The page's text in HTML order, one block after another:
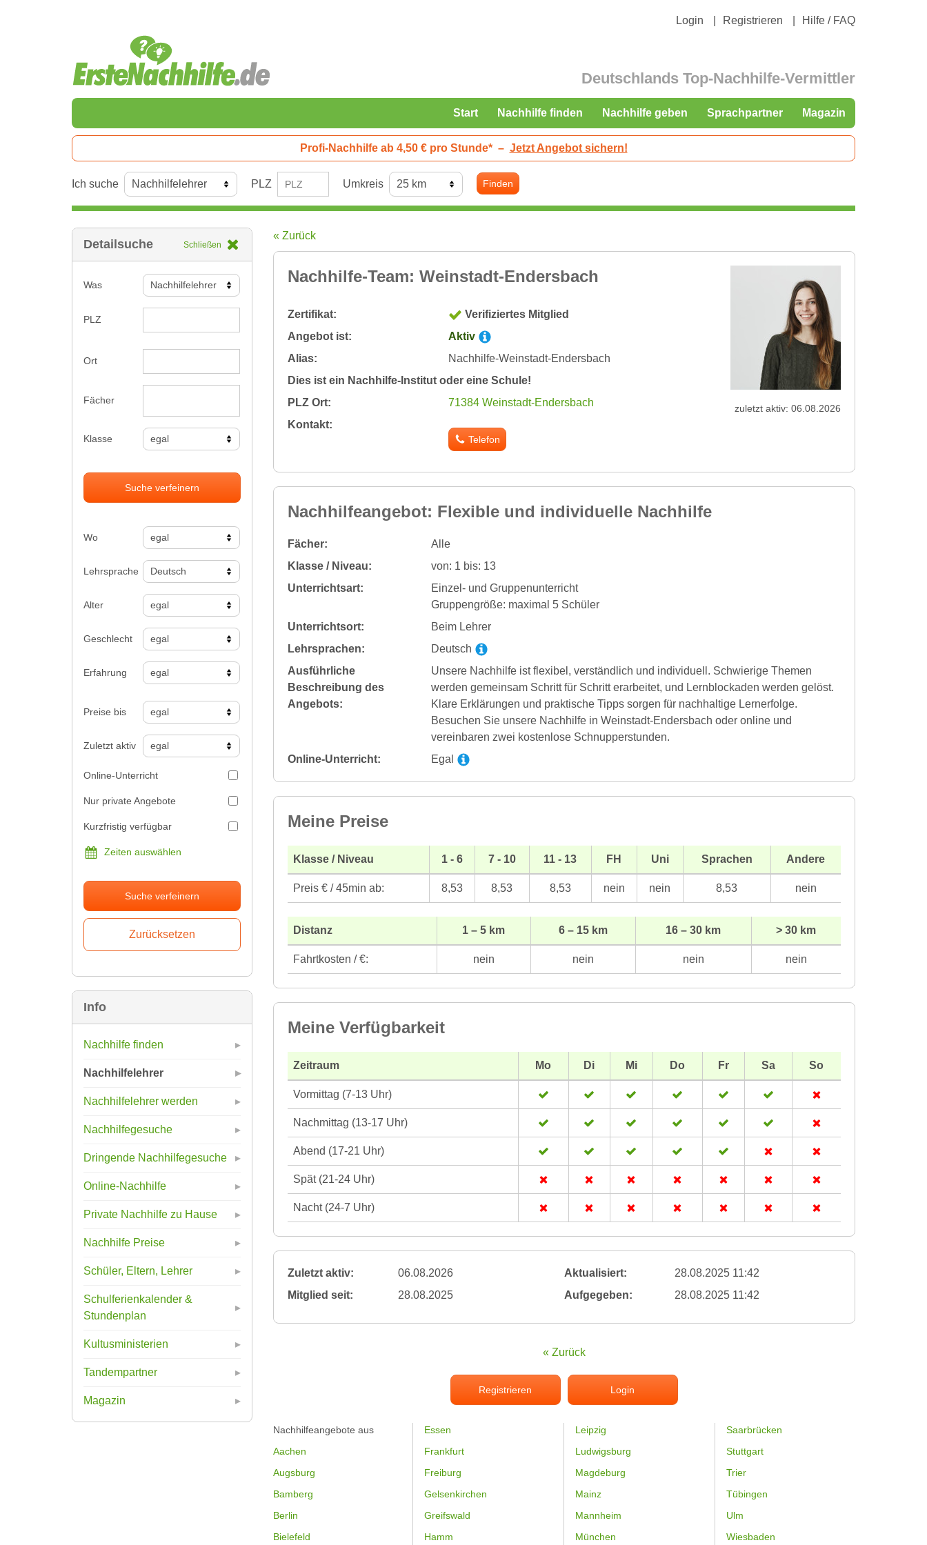
Login Registrieren Hilfe / FAQ
Deutschlands Top-Nachhilfe-Vermittler
Start Nachhilfe finden Nachhilfe geben Sprachpartner Magazin
Profi-Nachhilfe ab 4,50 € pro Stunde* – Jetzt Angebot sichern!
Ich suche PLZ Umkreis Finden
Detailsuche Schließen
Was
PLZ
Ort
Fächer
Klasse
Suche verfeinern
Wo
Lehrsprache
Alter
Geschlecht
Erfahrung
Preise bis
Zuletzt aktiv
Online-Unterricht
Nur private Angebote
Kurzfristig verfügbar
Zeiten auswählen
Suche verfeinern
Info
Nachhilfe finden
Nachhilfelehrer
Nachhilfelehrer werden
Nachhilfegesuche
Dringende Nachhilfegesuche
Online-Nachhilfe
Private Nachhilfe zu Hause
Nachhilfe Preise
Schüler, Eltern, Lehrer
Schulferienkalender &
Stundenplan
Kultusministerien
Tandempartner
Magazin
« Zurück
Nachhilfe-Team: Weinstadt-Endersbach
Zertifikat:
Verifiziertes Mitglied
Angebot ist:
Aktiv
Alias:
Nachhilfe-Weinstadt-Endersbach
Dies ist ein Nachhilfe-Institut oder eine Schule!
PLZ Ort:
71384 Weinstadt-Endersbach
Kontakt:
Telefon
zuletzt aktiv: 06.08.2026
Nachhilfeangebot: Flexible und individuelle Nachhilfe
Fächer:
Alle
Klasse / Niveau:
von: 1 bis: 13
Unterrichtsart:
Einzel- und Gruppenunterricht
Gruppengröße: maximal 5 Schüler
Unterrichtsort:
Beim Lehrer
Lehrsprachen:
Deutsch
Ausführliche
Beschreibung des
Angebots:
Unsere Nachhilfe ist flexibel, verständlich und individuell. Schwierige Themen
werden gemeinsam Schritt für Schritt erarbeitet, und Lernblockaden werden gelöst.
Klare Erklärungen und praktische Tipps sorgen für nachhaltige Lernerfolge.
Besuchen Sie unsere Nachhilfe in Weinstadt-Endersbach oder online und
vereinbaren zwei kostenlose Schnupperstunden.
Online-Unterricht:
Egal
Meine Preise
Klasse / Niveau 1 - 6 7 - 10 11 - 13 FH Uni Sprachen Andere
Preis € / 45min ab: 8,53 8,53 8,53 nein nein 8,53 nein
Distanz 1 – 5 km 6 – 15 km 16 – 30 km > 30 km
Fahrtkosten / €: nein nein nein nein
Meine Verfügbarkeit
Zeitraum Mo Di Mi Do Fr Sa So
Vormittag (7-13 Uhr)
Nachmittag (13-17 Uhr)
Abend (17-21 Uhr)
Spät (21-24 Uhr)
Nacht (24-7 Uhr)
Zuletzt aktiv: 06.08.2026 Aktualisiert:
28.08.2025 11:42
Mitglied seit:
28.08.2025 Aufgegeben: 28.08.2025 11:42
« Zurück
Registrieren Login
Nachhilfeangebote aus
Aachen
Augsburg
Bamberg
Berlin
Bielefeld
Essen
Frankfurt
Freiburg
Gelsenkirchen
Greifswald
Hamm
Leipzig
Ludwigsburg
Magdeburg
Mainz
Mannheim
München
Saarbrücken
Stuttgart
Trier
Tübingen
Ulm
Wiesbaden